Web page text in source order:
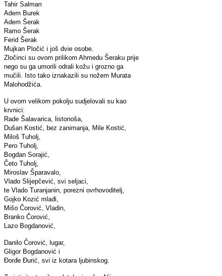
Tahir Salman
Adem Burek
Adem Šerak
Ramo Šerak
Ferid Šerak
Mujkan Pločić i još dvie osobe.
Zločinci su ovom prilikom Ahmedu Šeraku prije
nego su ga umorili odrali kožu i grozno ga
mučili. Isto tako iznakazili su nožem Murata
Malohodžića.
U ovom velikom pokolju sudjelovali su kao
krvnici:
Rade Šalavarica, listonoša,
Dušan Kostić, bez zanimanja, Mile Kostić,
Miloš Tuholj,
Pero Tuholj,
Bogdan Sorajić,
Četo Tuholj,
Miroslav Šparavalo,
Vlado Slijepčević, svi seljaci,
te Vlado Turanjanin, porezni ovrhovoditelj,
Gojko Kozić mlađi,
Mišo Čorović, Vladin,
Branko Čorović,
Lazo Bogdanović,
Danilo Čorović, lugar,
Gligor Bogdanović i
Đorđe Đurić, svi iz kotara ljubinskog.